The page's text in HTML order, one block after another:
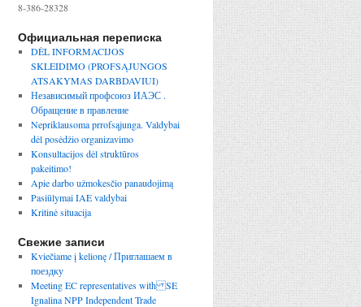
8-386-28328
Официальная переписка
DĖL INFORMACIJOS
SKLEIDIMO (PROFSĄJUNGOS
ATSAKYMAS DARBDAVIUI)
Независимый профсоюз ИАЭС .
Обращение в правление
Nepriklausoma prrofsąjunga. Valdybai
dėl posėdžio organizavimo
Konsultacijos dėl struktūros
pakeitimo!
Apie darbo užmokesčio panaudojimą
Pasiūlymai IAE valdybai
Kritinė situacija
Свежие записи
Kviečiame į kelionę / Приглашаем в
поездку
Meeting EC representatives with SE
Ignalina NPP Independent Trade